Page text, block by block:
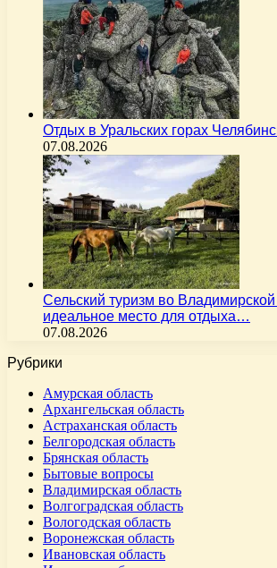
Отдых в Уральских горах
07.08.2026
Сельский туризм во
идеальное место для отдыха…
07.08.2026
Рубрики
Амурская область
Архангельская область
Астраханская область
Белгородская область
Брянская область
Бытовые вопросы
Владимирская область
Волгоградская область
Вологодская область
Воронежская область
Ивановская область